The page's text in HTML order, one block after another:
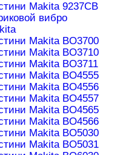
Makita 9237CB
вибро
Makita BO3700
Makita BO3710
Makita BO3711
Makita BO4555
Makita BO4556
Makita BO4557
Makita BO4565
Makita BO4566
Makita BO5030
Makita BO5031